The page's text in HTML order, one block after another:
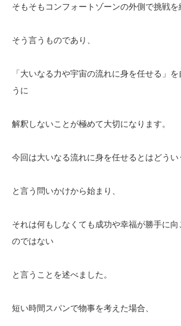
そもそもコンフォートゾーンの外側で挑戦
そう言うものであり、
「大いなる力や宇宙の流れに身を任せる」
うに
解釈しないことが極めて大切になります。
今回は大いなる流れに身を任せるとはどうい
と言う問いかけから始まり、
それは何もしなくても成功や幸福が勝手に
のではない
と言うことを述べました。
短い時間スパンで物事を考えた場合、